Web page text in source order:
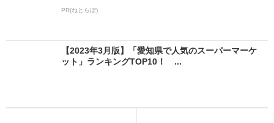
PR(ねとらぼ)
【2023年3月版】「愛知県で人気のスーパーマーケ
ット」ランキングTOP10！ ...